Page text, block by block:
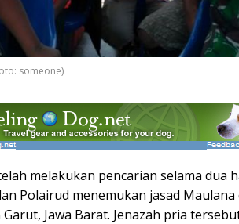
someone)
melakukan pencarian selama dua
Polairud menemukan jasad Maulana
Jawa Barat. Jenazah pria